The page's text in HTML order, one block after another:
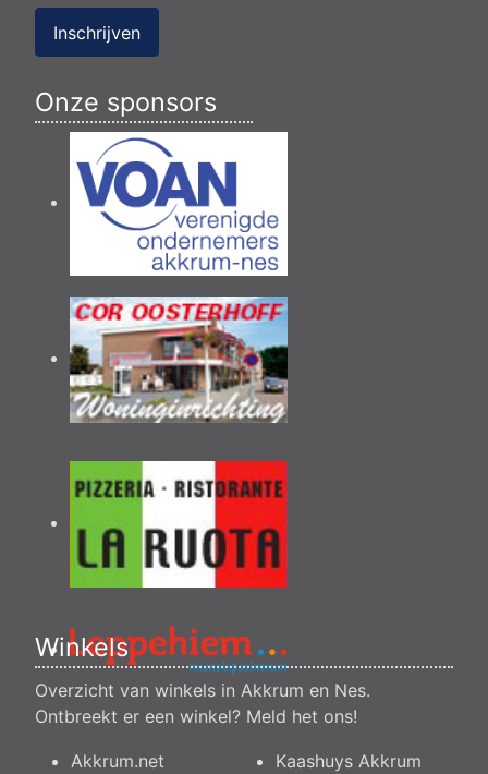
Inschrijven
Onze sponsors
Winkels
Overzicht van winkels in Akkrum en Nes.
Ontbreekt er een winkel? Meld het ons!
Akkrum.net
Kaashuys Akkrum